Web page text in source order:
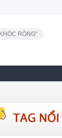
RÒNG"